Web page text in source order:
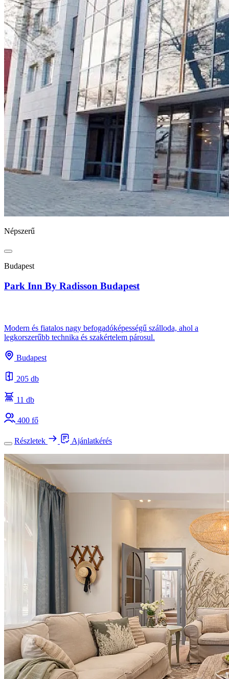
Népszerű
Budapest
Park Inn By Radisson Budapest
Modern és fiatalos nagy befogadóképességű szálloda, ahol a
legkorszerűbb technika és szakértelem párosul.
Budapest
205 db
11 db
400 fő
Részletek Ajánlatkérés